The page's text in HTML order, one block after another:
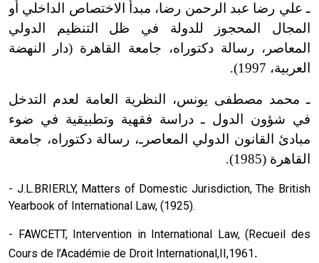
ـ علي رضا عبد الرحمن رضا، مبدأ الاختصاص الداخلي أو
المجال المحجوز للدولة في ظل التنظيم الدولي
المعاصر، رسالة دكتوراه، جامعة القاهرة (دار النهضة
العربية، 1997).
ـ محمد مصطفى يونس، النظرية العامة لعدم التدخل
في شؤون الدول ـ دراسة فقهية وتطبيقية في ضوء
مبادئ القانون الدولي المعاصرـ، رسالة دكتوراه، جامعة
القاهرة (1985).
- J.L.BRIERLY, Matters of Domestic Jurisdiction, The British
Yearbook of International Law, (1925).
- FAWCETT, Intervention in International Law, (Recueil des
Cours de l’Académie de Droit International,II,1961 .